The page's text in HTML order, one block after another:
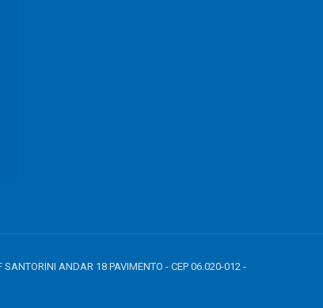
ANDAR 18 PAVIMENTO - CEP 06.020-012 -